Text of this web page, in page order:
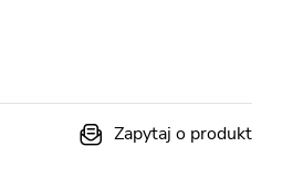
Zapytaj o produkt